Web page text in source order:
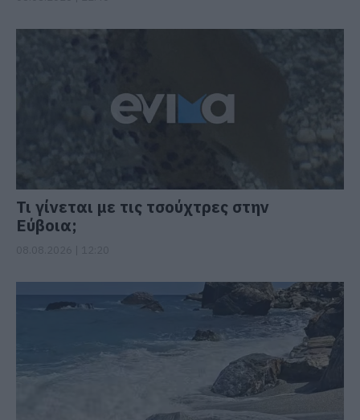
Τι γίνεται με τις τσούχτρες στην
Εύβοια;